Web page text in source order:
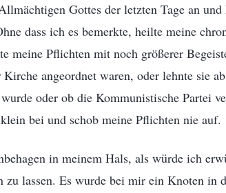
Gottes der letzten Tage an
dass ich es bemerkte, heilte meine
meine Pflichten mit noch größerer
angeordnet waren, oder lehnte sie
oder ob die Kommunistische Partei
bei und schob meine Pflichten nie auf.
in meinem Hals, als würde ich
lassen. Es wurde bei mir ein Knoten in